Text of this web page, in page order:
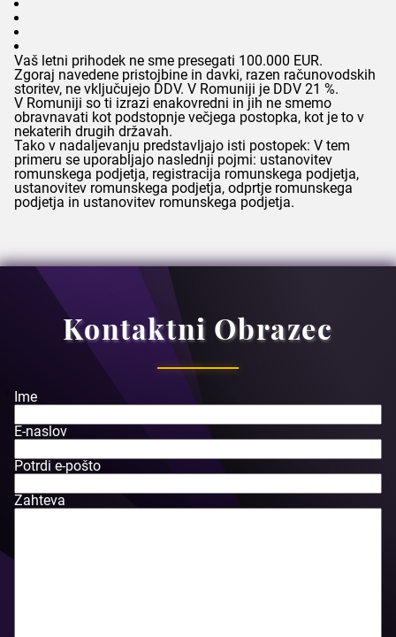
Vaš letni prihodek ne sme presegati 100.000 EUR.
Zgoraj navedene pristojbine in davki, razen računovodskih
storitev, ne vključujejo DDV. V Romuniji je DDV 21 %.
V Romuniji so ti izrazi enakovredni in jih ne smemo
obravnavati kot podstopnje večjega postopka, kot je to v
nekaterih drugih državah.
Tako v nadaljevanju predstavljajo isti postopek: V tem
primeru se uporabljajo naslednji pojmi: ustanovitev
romunskega podjetja, registracija romunskega podjetja,
ustanovitev romunskega podjetja, odprtje romunskega
podjetja in ustanovitev romunskega podjetja.
Kontaktni Obrazec
Ime
E-naslov
Potrdi e-pošto
Zahteva